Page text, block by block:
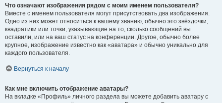
Что означают изображения рядом с моим именем пользователя?
Вместе с именем пользователя могут присутствовать два изображения.
Одно из них может относиться к вашему званию, обычно это звёздочки,
квадратики или точки, указывающие на то, сколько сообщений вы
оставили, или на ваш статус на конференции. Другое, обычно более
крупное, изображение известно как «аватара» и обычно уникально для
каждого пользователя.
Вернуться к началу
Как мне включить отображение аватары?
На вкладке «Профиль» личного раздела вы можете добавить аватару с